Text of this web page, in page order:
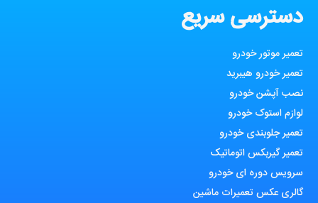
دسترسی سریع
تعمیر موتور خودرو
تعمیر خودرو هیبرید
نصب آپشن خودرو
لوازم استوک خودرو
تعمیر جلوبندی خودرو
تعمیر گیربکس اتوماتیک
سرویس دوره ای خودرو
گالری عکس تعمیرات ماشین